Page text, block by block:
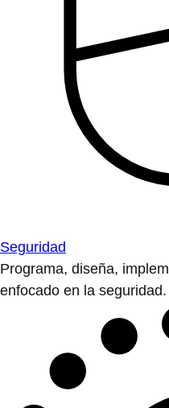
Seguridad
Programa, diseña,
enfocado en la seguridad.